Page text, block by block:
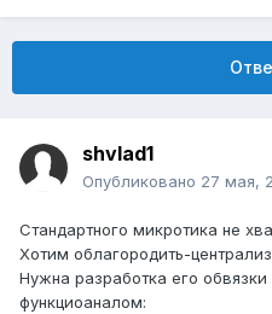
shvlad1
Опубликовано 27 мая,
Стандартного микротика не
Хотим облагородить-
Нужна разработка его
функциоаналом: